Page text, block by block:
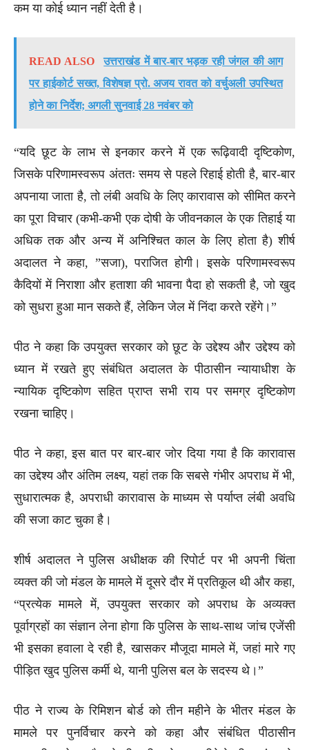
कम या कोई ध्यान नहीं देती है।
READ ALSO
उत्तराखंड में बार-बार भड़क रही जंगल की आग
पर हाईकोर्ट सख्त, विशेषज्ञ प्रो. अजय रावत को वर्चुअली उपस्थित
होने का निर्देश; अगली सुनवाई 28 नवंबर को
“यदि छूट के लाभ से इनकार करने में एक रूढ़िवादी दृष्टिकोण,
जिसके परिणामस्वरूप अंततः समय से पहले रिहाई होती है, बार-बार
अपनाया जाता है, तो लंबी अवधि के लिए कारावास को सीमित करने
का पूरा विचार (कभी-कभी एक दोषी के जीवनकाल के एक तिहाई या
अधिक तक और अन्य में अनिश्चित काल के लिए होता है) शीर्ष
अदालत ने कहा, ”सजा), पराजित होगी। इसके परिणामस्वरूप
कैदियों में निराशा और हताशा की भावना पैदा हो सकती है, जो खुद
को सुधरा हुआ मान सकते हैं, लेकिन जेल में निंदा करते रहेंगे।”
पीठ ने कहा कि उपयुक्त सरकार को छूट के उद्देश्य और उद्देश्य को
ध्यान में रखते हुए संबंधित अदालत के पीठासीन न्यायाधीश के
न्यायिक दृष्टिकोण सहित प्राप्त सभी राय पर समग्र दृष्टिकोण
रखना चाहिए।
पीठ ने कहा, इस बात पर बार-बार जोर दिया गया है कि कारावास
का उद्देश्य और अंतिम लक्ष्य, यहां तक ​​कि सबसे गंभीर अपराध में भी,
सुधारात्मक है, अपराधी कारावास के माध्यम से पर्याप्त लंबी अवधि
की सजा काट चुका है।
शीर्ष अदालत ने पुलिस अधीक्षक की रिपोर्ट पर भी अपनी चिंता
व्यक्त की जो मंडल के मामले में दूसरे दौर में प्रतिकूल थी और कहा,
“प्रत्येक मामले में, उपयुक्त सरकार को अपराध के अव्यक्त
पूर्वाग्रहों का संज्ञान लेना होगा कि पुलिस के साथ-साथ जांच एजेंसी
भी इसका हवाला दे रही है, खासकर मौजूदा मामले में, जहां मारे गए
पीड़ित खुद पुलिस कर्मी थे, यानी पुलिस बल के सदस्य थे।”
पीठ ने राज्य के रिमिशन बोर्ड को तीन महीने के भीतर मंडल के
मामले पर पुनर्विचार करने को कहा और संबंधित पीठासीन